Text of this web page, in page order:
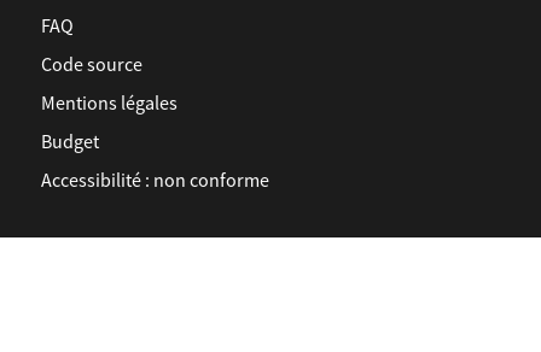
FAQ
Code source
Mentions légales
Budget
Accessibilité : non conforme